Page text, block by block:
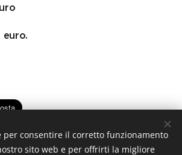
euro.
per consentire il corretto funzionamento
sito web e per offrirti la migliore